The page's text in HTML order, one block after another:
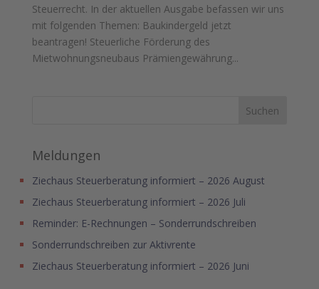
Steuerrecht. In der aktuellen Ausgabe befassen wir uns
mit folgenden Themen: Baukindergeld jetzt
beantragen! Steuerliche Förderung des
Mietwohnungsneubaus Prämiengewährung...
Meldungen
Ziechaus Steuerberatung informiert – 2026 August
Ziechaus Steuerberatung informiert – 2026 Juli
Reminder: E-Rechnungen – Sonderrundschreiben
Sonderrundschreiben zur Aktivrente
Ziechaus Steuerberatung informiert – 2026 Juni